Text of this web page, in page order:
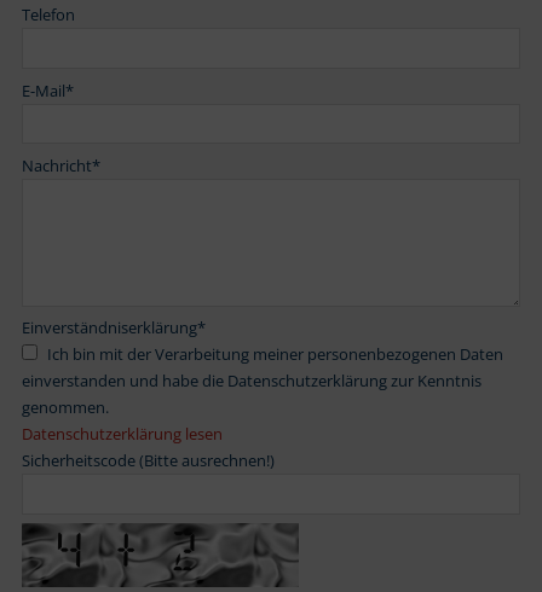
Telefon
E-Mail*
Nachricht*
Einverständniserklärung*
einverstanden und habe die Datenschutzerklärung zur Kenntnis
genommen.
Datenschutzerklärung lesen
Sicherheitscode (Bitte ausrechnen!)